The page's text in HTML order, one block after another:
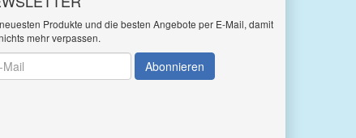
Produkte und die besten Angebote per E-Mail, damit
mehr verpassen.
Abonnieren